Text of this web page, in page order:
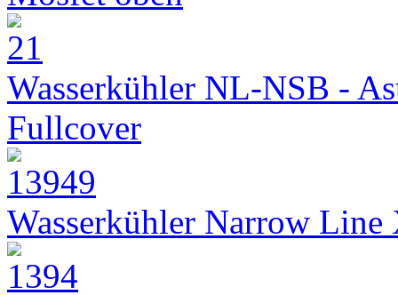
Wasserkühler NL-NSB -
Fullcover
Wasserkühler Narrow